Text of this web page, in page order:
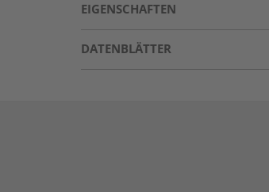
EIGENSCHAFTEN
DATENBLÄTTER